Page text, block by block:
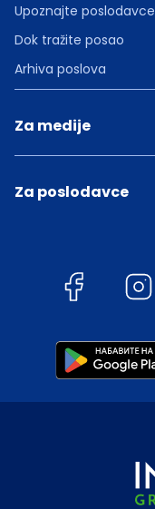
Upoznajte poslodavce
Dok tražite posao
Arhiva poslova
Za medije
Za poslodavce